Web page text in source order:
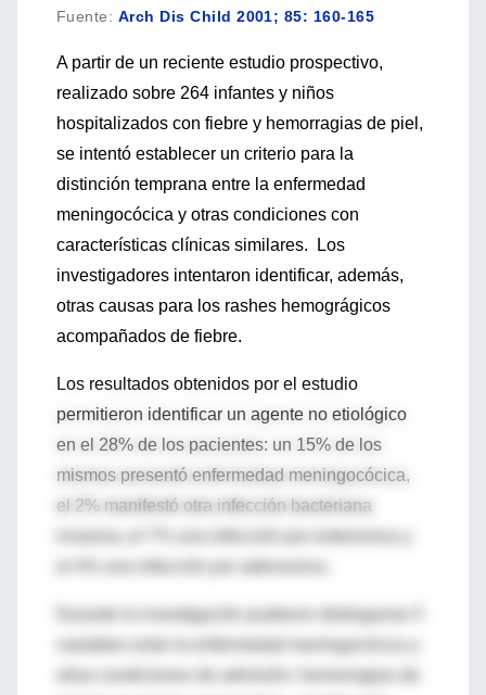
Fuente: Arch Dis Child 2001; 85: 160-165
A partir de un reciente estudio prospectivo,
realizado sobre 264 infantes y niños
hospitalizados con fiebre y hemorragias de piel,
se intentó establecer un criterio para la
distinción temprana entre la enfermedad
meningocócica y otras condiciones con
características clínicas similares. Los
investigadores intentaron identificar, además,
otras causas para los rashes hemográgicos
acompañados de fiebre.
Los resultados obtenidos por el estudio
permitieron identificar un agente no etiológico
en el 28% de los pacientes: un 15% de los
mismos presentó enfermedad meningocócica,
el 2% manifestó otra infección bacteriana
Durante la investigación pudieron distinguirse 5
variables entre la enfermedad meningocócica y
otras condiciones de admisión: hemorragias de